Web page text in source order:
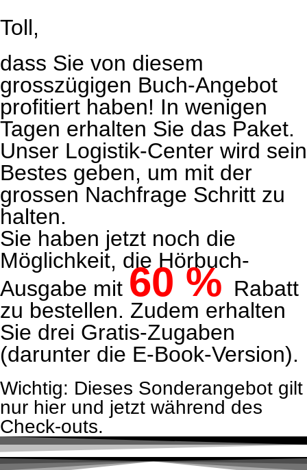
Toll,
dass Sie von diesem
grosszügigen Buch-Angebot
profitiert haben! In wenigen
Tagen erhalten Sie das Paket.
Unser Logistik-Center wird sein
Bestes geben, um mit der
grossen Nachfrage Schritt zu
halten.
Sie haben jetzt noch die
Möglichkeit, die Hörbuch-
Ausgabe mit 60 %Rabatt
zu bestellen. Zudem erhalten
Sie drei Gratis-Zugaben
(darunter die E-Book-Version).
Wichtig: Dieses Sonderangebot gilt
nur hier und jetzt während des
Check-outs.